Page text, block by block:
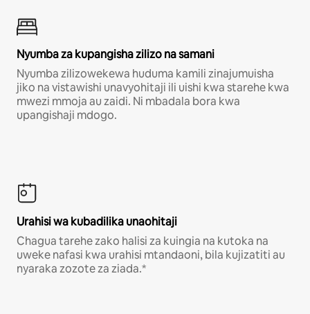
Nyumba za kupangisha zilizo na samani
Nyumba zilizowekewa huduma kamili zinajumuisha
jiko na vistawishi unavyohitaji ili uishi kwa starehe kwa
mwezi mmoja au zaidi. Ni mbadala bora kwa
upangishaji mdogo.
Urahisi wa kubadilika unaohitaji
Chagua tarehe zako halisi za kuingia na kutoka na
uweke nafasi kwa urahisi mtandaoni, bila kujizatiti au
nyaraka zozote za ziada.*